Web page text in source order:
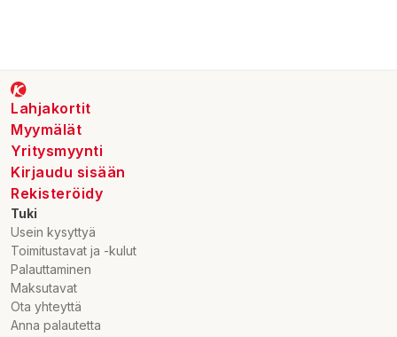
Lahjakortit
Myymälät
Yritysmyynti
Kirjaudu sisään
Rekisteröidy
Tuki
Usein kysyttyä
Toimitustavat ja -kulut
Palauttaminen
Maksutavat
Ota yhteyttä
Anna palautetta